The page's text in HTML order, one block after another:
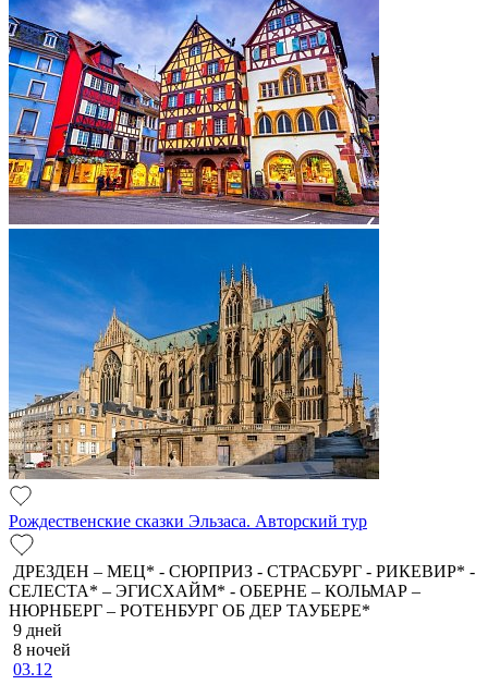
Рождественские сказки Эльзаса. Авторский тур
ДРЕЗДЕН – МЕЦ* - СЮРПРИЗ - СТРАСБУРГ - РИКЕВИР* -
СЕЛЕСТА* – ЭГИСХАЙМ* - ОБЕРНЕ – КОЛЬМАР –
НЮРНБЕРГ – РОТЕНБУРГ ОБ ДЕР ТАУБЕРЕ*
9 дней
8 ночей
03.12